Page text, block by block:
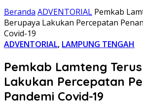
Beranda ADVENTORIAL Pemkab
Berupaya Lakukan Percepatan
Covid-19
ADVENTORIAL, LAMPUNG TENGAH
Pemkab Lamteng
Lakukan Percepatan
Pandemi Covid-19